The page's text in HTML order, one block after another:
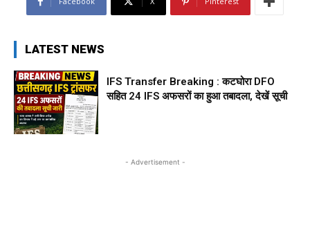
LATEST NEWS
IFS Transfer Breaking : कटघोरा DFO
सहित 24 IFS अफसरों का हुआ तबादला, देखें सूची
- Advertisement -